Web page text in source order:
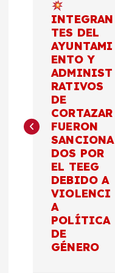
g
a
INTEGRAN
TES DEL
AYUNTAMI
ENTO Y
ADMINIST
RATIVOS
DE
CORTAZAR
FUERON
SANCIONA
DOS POR
EL TEEG
DEBIDO A
VIOLENCI
A
POLÍTICA
DE
GÉNERO